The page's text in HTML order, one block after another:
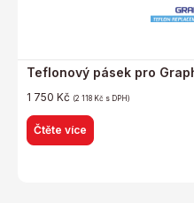
Teflonový pásek pro
1 750 Kč (2 118 Kč s DPH)
Čtěte více